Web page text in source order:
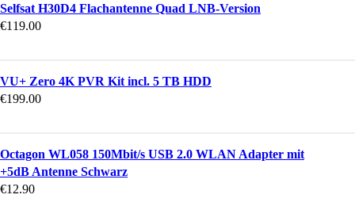
Selfsat H30D4 Flachantenne Quad LNB-Version
€119.00
VU+ Zero 4K PVR Kit incl. 5 TB HDD
€199.00
Octagon WL058 150Mbit/s USB 2.0 WLAN Adapter mit
+5dB Antenne Schwarz
€12.90